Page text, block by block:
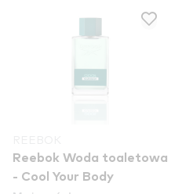
Reebok Woda toaletowa
- Cool Your Body